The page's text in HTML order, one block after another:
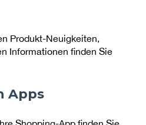
Produkt-Neuigkeiten,
Informationen finden Sie
Apps